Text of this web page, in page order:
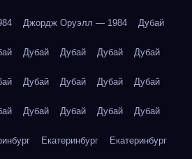
Джордж Оруэлл — 1984 Дубай
Дубай Дубай Дубай Дубай
Дубай Дубай Дубай Дубай
Дубай Дубай Дубай Дубай
Екатеринбург Екатеринбург